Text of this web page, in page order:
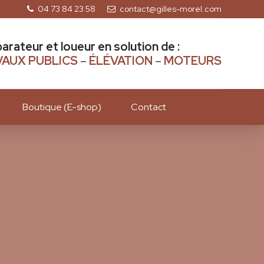
04 73 84 23 58 contact@gilles-morel.com
et loueur en solution de :
PUBLICS– ÉLÉVATION – MOTEURS
Boutique (E-shop) Contact